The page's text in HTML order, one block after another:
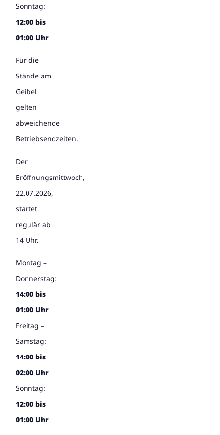
Sonntag:
12:00 bis
01:00 Uhr
Für die
Stände am
Geibel
gelten
abweichende
Betriebsendzeiten.
Der
Eröffnungsmittwoch,
22.07.2026,
startet
regulär ab
14 Uhr.
Montag –
Donnerstag:
14:00 bis
01:00 Uhr
Freitag –
Samstag:
14:00 bis
02:00 Uhr
Sonntag:
12:00 bis
01:00 Uhr